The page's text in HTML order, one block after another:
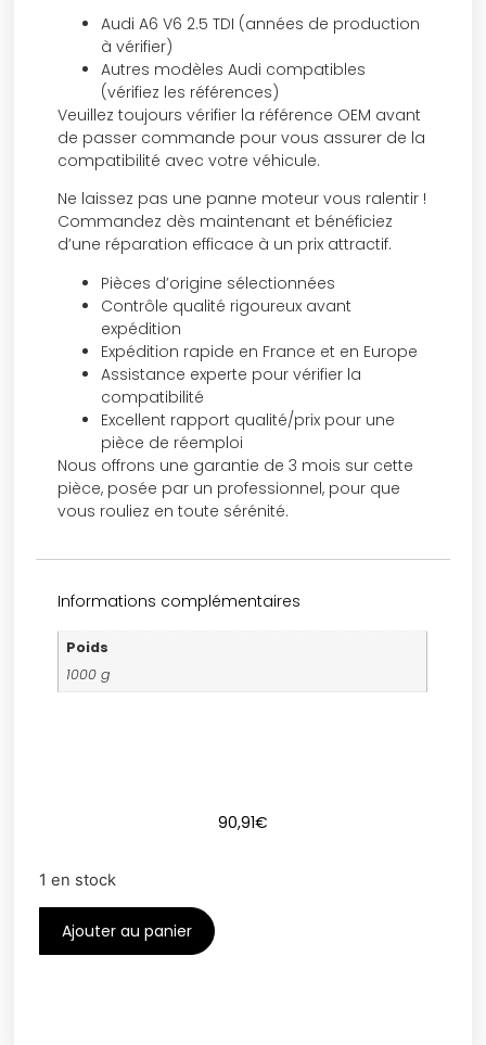
Audi A6 V6 2.5 TDI (années de production
à vérifier)
Autres modèles Audi compatibles
(vérifiez les références)
Veuillez toujours vérifier la référence OEM avant
de passer commande pour vous assurer de la
compatibilité avec votre véhicule.
Ne laissez pas une panne moteur vous ralentir !
Commandez dès maintenant et bénéficiez
d’une réparation efficace à un prix attractif.
Pièces d’origine sélectionnées
Contrôle qualité rigoureux avant
expédition
Expédition rapide en France et en Europe
Assistance experte pour vérifier la
compatibilité
Excellent rapport qualité/prix pour une
pièce de réemploi
Nous offrons une garantie de 3 mois sur cette
pièce, posée par un professionnel, pour que
vous rouliez en toute sérénité.
Informations complémentaires
Poids
1000 g
90,91€
1 en stock
Ajouter au panier